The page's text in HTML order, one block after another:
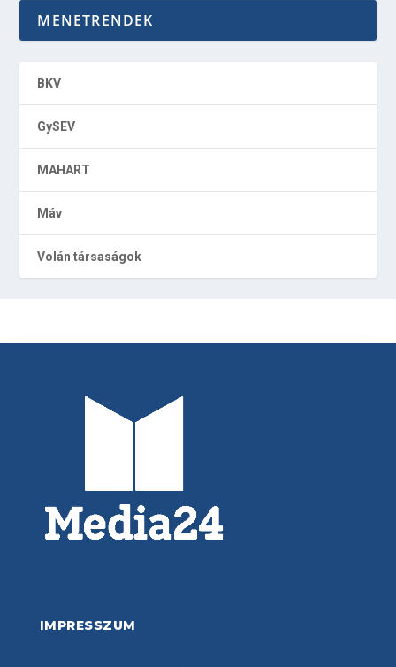
MENETRENDEK
BKV
GySEV
MAHART
Máv
Volán társaságok
IMPRESSZUM